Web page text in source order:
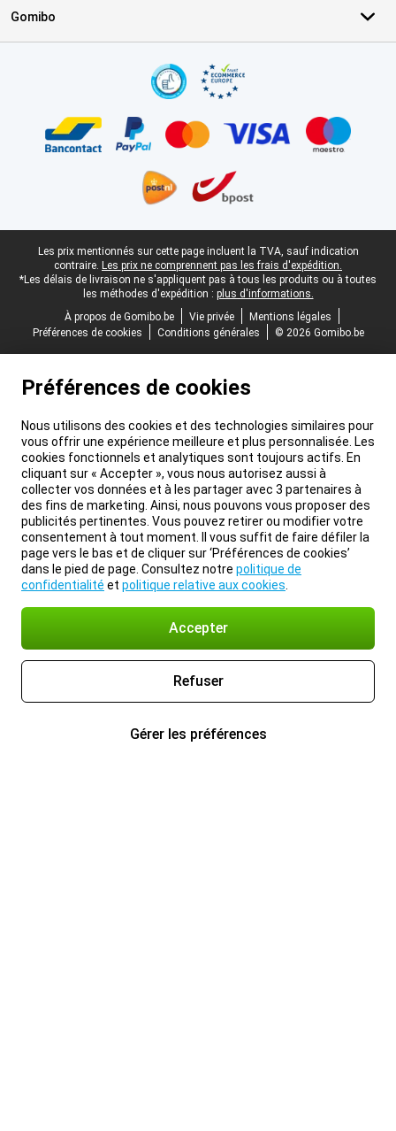
Gomibo
Pied-de-page légal
Les prix mentionnés sur cette page incluent la TVA, sauf indication
contraire. Les prix ne comprennent pas les frais d'expédition.
*Les délais de livraison ne s'appliquent pas à tous les produits ou à toutes
les méthodes d'expédition : plus d'informations.
À propos de Gomibo.be
Vie privée
Mentions légales
Préférences de cookies
Conditions générales © 2026 Gomibo.be
Préférences de cookies
Nous utilisons des cookies et des technologies similaires pour
vous offrir une expérience meilleure et plus personnalisée. Les
cookies fonctionnels et analytiques sont toujours actifs. En
cliquant sur « Accepter », vous nous autorisez aussi à
collecter vos données et à les partager avec 3 partenaires à
des fins de marketing. Ainsi, nous pouvons vous proposer des
publicités pertinentes. Vous pouvez retirer ou modifier votre
consentement à tout moment. Il vous suffit de faire défiler la
page vers le bas et de cliquer sur ‘Préférences de cookies’
dans le pied de page. Consultez notre politique de
confidentialité et politique relative aux cookies
Accepter
Refuser
Gérer les préférences